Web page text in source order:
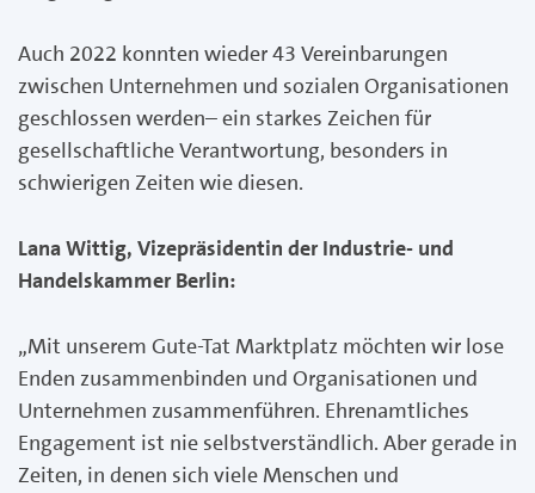
Auch 2022 konnten wieder 43 Vereinbarungen
zwischen Unternehmen und sozialen Organisationen
geschlossen werden– ein starkes Zeichen für
gesellschaftliche Verantwortung, besonders in
schwierigen Zeiten wie diesen.
Lana Wittig, Vizepräsidentin der Industrie- und
Handelskammer Berlin:
„Mit unserem Gute-Tat Marktplatz möchten wir lose
Enden zusammenbinden und Organisationen und
Unternehmen zusammenführen. Ehrenamtliches
Engagement ist nie selbstverständlich. Aber gerade in
Zeiten, in denen sich viele Menschen und